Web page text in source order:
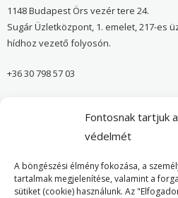
Fontosnak tartjuk
védelmét
A böngészési élmény fokozása, a
tartalmak megjelenítése, valamint a
sütiket (cookie) használunk. Az
1148 Budapest Örs vezér tere 24.
Sugár Üzletközpont, 1. emelet, 217-es
hídhoz vezető folyosón.
+36 30 798 57 03